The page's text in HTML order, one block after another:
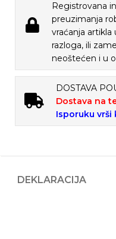
Registrovana
preuzimanja
vraćanja
razloga, ili
neoštećen i u
DOSTAVA
Dostava na
Isporuku vrši
DEKLARACIJA